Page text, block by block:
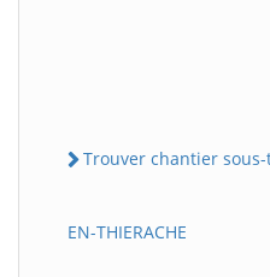
Trouver chantier sous-
EN-THIERACHE